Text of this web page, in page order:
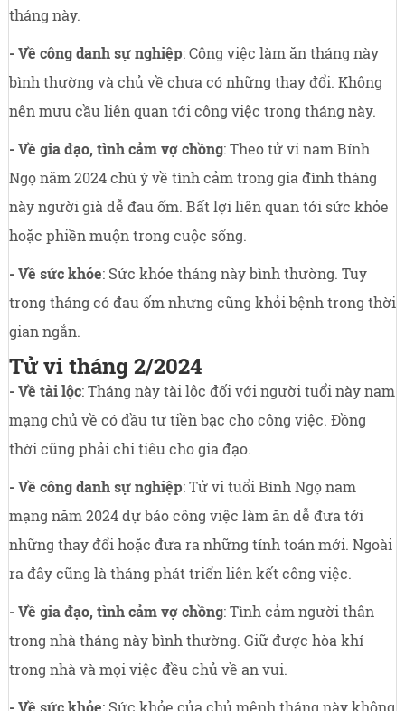
tháng này.
- Về công danh sự nghiệp: Công việc làm ăn tháng này
bình thường và chủ về chưa có những thay đổi. Không
nên mưu cầu liên quan tới công việc trong tháng này.
- Về gia đạo, tình cảm vợ chồng: Theo tử vi nam Bính
Ngọ năm 2024 chú ý về tình cảm trong gia đình tháng
này người già dễ đau ốm. Bất lợi liên quan tới sức khỏe
hoặc phiền muộn trong cuộc sống.
- Về sức khỏe: Sức khỏe tháng này bình thường. Tuy
trong tháng có đau ốm nhưng cũng khỏi bệnh trong thời
gian ngắn.
Tử vi tháng 2/2024
- Về tài lộc: Tháng này tài lộc đối với người tuổi này nam
mạng chủ về có đầu tư tiền bạc cho công việc. Đồng
thời cũng phải chi tiêu cho gia đạo.
- Về công danh sự nghiệp: Tử vi tuổi Bính Ngọ nam
mạng năm 2024 dự báo công việc làm ăn dễ đưa tới
những thay đổi hoặc đưa ra những tính toán mới. Ngoài
ra đây cũng là tháng phát triển liên kết công việc.
- Về gia đạo, tình cảm vợ chồng: Tình cảm người thân
trong nhà tháng này bình thường. Giữ được hòa khí
trong nhà và mọi việc đều chủ về an vui.
- Về sức khỏe: Sức khỏe của chủ mệnh tháng này không